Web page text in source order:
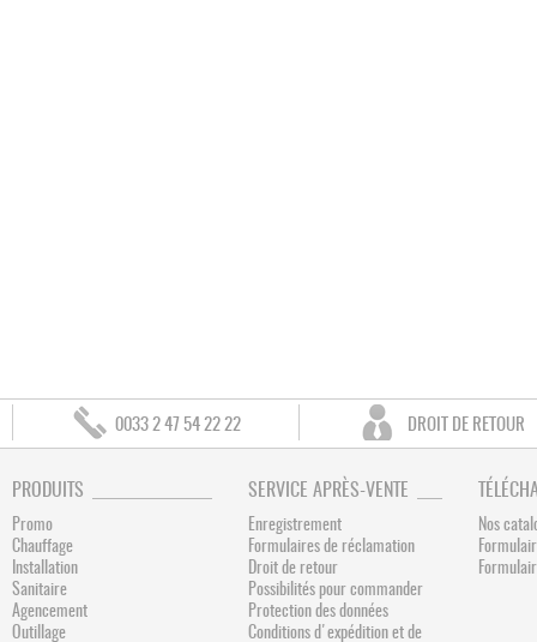
0033 2 47 54 22 22 DROIT DE RETOUR
PRODUITS
Promo
Chauffage
Installation
Sanitaire
Agencement
Outillage
SERVICE APRÈS-VENTE
Enregistrement
Formulaires de réclamation
Droit de retour
Possibilités pour commander
Protection des données
Conditions d'expédition et de
Nos